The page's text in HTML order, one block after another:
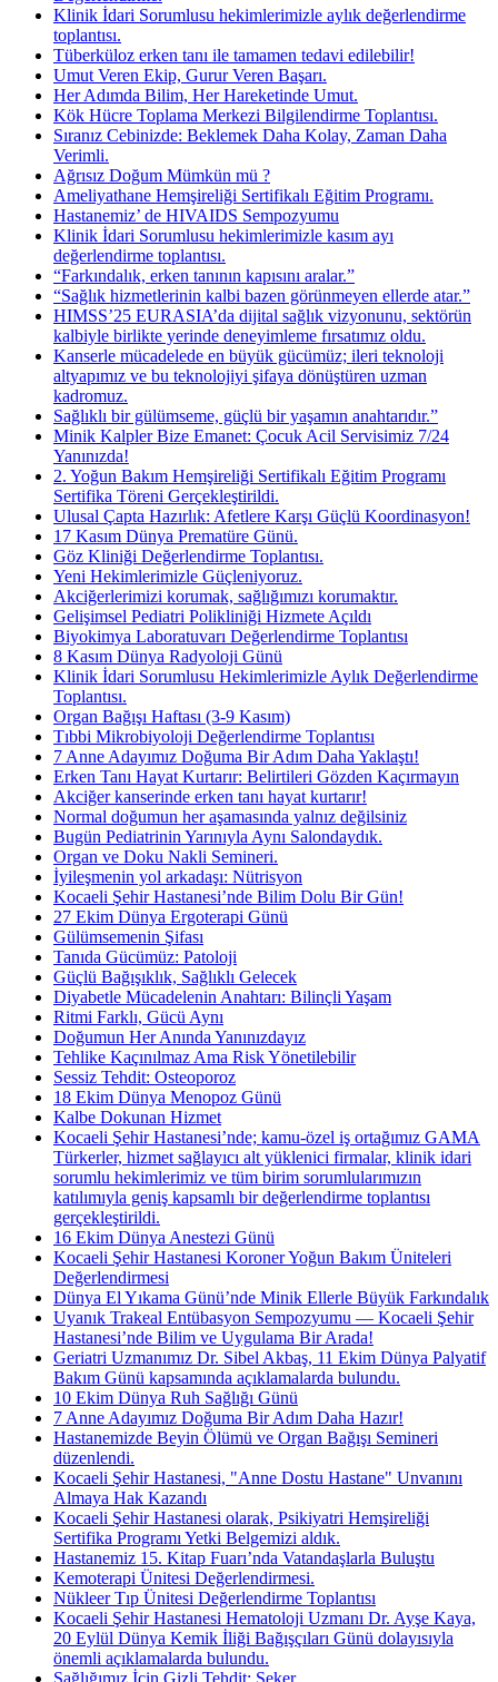
Klinik İdari Sorumlusu hekimlerimizle aylık değerlendirme
toplantısı.
Tüberküloz erken tanı ile tamamen tedavi edilebilir!
Umut Veren Ekip, Gurur Veren Başarı.
Her Adımda Bilim, Her Hareketinde Umut.
Kök Hücre Toplama Merkezi Bilgilendirme Toplantısı.
Sıranız Cebinizde: Beklemek Daha Kolay, Zaman Daha
Verimli.
Ağrısız Doğum Mümkün mü ?
Ameliyathane Hemşireliği Sertifikalı Eğitim Programı.
Hastanemiz’ de HIVAIDS Sempozyumu
Klinik İdari Sorumlusu hekimlerimizle kasım ayı
değerlendirme toplantısı.
“Farkındalık, erken tanının kapısını aralar.”
“Sağlık hizmetlerinin kalbi bazen görünmeyen ellerde atar.”
HIMSS’25 EURASIA’da dijital sağlık vizyonunu, sektörün
kalbiyle birlikte yerinde deneyimleme fırsatımız oldu.
Kanserle mücadelede en büyük gücümüz; ileri teknoloji
altyapımız ve bu teknolojiyi şifaya dönüştüren uzman
kadromuz.
Sağlıklı bir gülümseme, güçlü bir yaşamın anahtarıdır.”
Minik Kalpler Bize Emanet: Çocuk Acil Servisimiz 7/24
Yanınızda!
2. Yoğun Bakım Hemşireliği Sertifikalı Eğitim Programı
Sertifika Töreni Gerçekleştirildi.
Ulusal Çapta Hazırlık: Afetlere Karşı Güçlü Koordinasyon!
17 Kasım Dünya Prematüre Günü.
Göz Kliniği Değerlendirme Toplantısı.
Yeni Hekimlerimizle Güçleniyoruz.
Akciğerlerimizi korumak, sağlığımızı korumaktır.
Gelişimsel Pediatri Polikliniği Hizmete Açıldı
Biyokimya Laboratuvarı Değerlendirme Toplantısı
8 Kasım Dünya Radyoloji Günü
Klinik İdari Sorumlusu Hekimlerimizle Aylık Değerlendirme
Toplantısı.
Organ Bağışı Haftası (3-9 Kasım)
Tıbbi Mikrobiyoloji Değerlendirme Toplantısı
7 Anne Adayımız Doğuma Bir Adım Daha Yaklaştı!
Erken Tanı Hayat Kurtarır: Belirtileri Gözden Kaçırmayın
Akciğer kanserinde erken tanı hayat kurtarır!
Normal doğumun her aşamasında yalnız değilsiniz
Bugün Pediatrinin Yarınıyla Aynı Salondaydık.
Organ ve Doku Nakli Semineri.
İyileşmenin yol arkadaşı: Nütrisyon
Kocaeli Şehir Hastanesi’nde Bilim Dolu Bir Gün!
27 Ekim Dünya Ergoterapi Günü
Gülümsemenin Şifası
Tanıda Gücümüz: Patoloji
Güçlü Bağışıklık, Sağlıklı Gelecek
Diyabetle Mücadelenin Anahtarı: Bilinçli Yaşam
Ritmi Farklı, Gücü Aynı
Doğumun Her Anında Yanınızdayız
Tehlike Kaçınılmaz Ama Risk Yönetilebilir
Sessiz Tehdit: Osteoporoz
18 Ekim Dünya Menopoz Günü
Kalbe Dokunan Hizmet
Kocaeli Şehir Hastanesi’nde; kamu-özel iş ortağımız GAMA
Türkerler, hizmet sağlayıcı alt yüklenici firmalar, klinik idari
sorumlu hekimlerimiz ve tüm birim sorumlularımızın
katılımıyla geniş kapsamlı bir değerlendirme toplantısı
gerçekleştirildi.
16 Ekim Dünya Anestezi Günü
Kocaeli Şehir Hastanesi Koroner Yoğun Bakım Üniteleri
Değerlendirmesi
Dünya El Yıkama Günü’nde Minik Ellerle Büyük Farkındalık
Uyanık Trakeal Entübasyon Sempozyumu — Kocaeli Şehir
Hastanesi’nde Bilim ve Uygulama Bir Arada!
Geriatri Uzmanımız Dr. Sibel Akbaş, 11 Ekim Dünya Palyatif
Bakım Günü kapsamında açıklamalarda bulundu.
10 Ekim Dünya Ruh Sağlığı Günü
7 Anne Adayımız Doğuma Bir Adım Daha Hazır!
Hastanemizde Beyin Ölümü ve Organ Bağışı Semineri
düzenlendi.
Kocaeli Şehir Hastanesi, "Anne Dostu Hastane" Unvanını
Almaya Hak Kazandı
Kocaeli Şehir Hastanesi olarak, Psikiyatri Hemşireliği
Sertifika Programı Yetki Belgemizi aldık.
Hastanemiz 15. Kitap Fuarı’nda Vatandaşlarla Buluştu
Kemoterapi Ünitesi Değerlendirmesi.
Nükleer Tıp Ünitesi Değerlendirme Toplantısı
Kocaeli Şehir Hastanesi Hematoloji Uzmanı Dr. Ayşe Kaya,
20 Eylül Dünya Kemik İliği Bağışçıları Günü dolayısıyla
önemli açıklamalarda bulundu.
Sağlığımız İçin Gizli Tehdit: Şeker